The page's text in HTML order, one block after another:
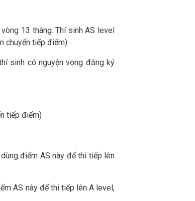
13 tháng. Thí sinh AS level
chuyển tiếp điểm).
sinh có nguyện vọng đăng ký
tiếp điểm)
điểm AS này để thi tiếp lên
AS này để thi tiếp lên A level,